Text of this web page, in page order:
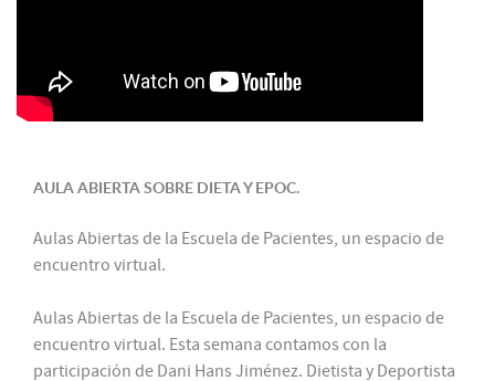
AULA ABIERTA SOBRE DIETA Y EPOC.
Aulas Abiertas de la Escuela de Pacientes, un espacio de
encuentro virtual.
Aulas Abiertas de la Escuela de Pacientes, un espacio de
encuentro virtual. Esta semana contamos con la
participación de Dani Hans Jiménez. Dietista y Deportista